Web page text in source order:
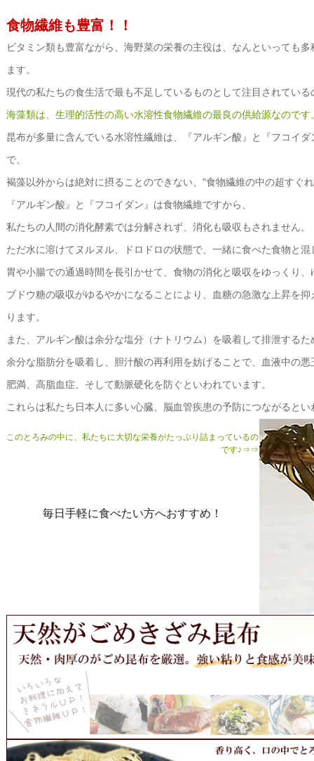
食物繊維も豊富！！
ビタミン類も豊富ながら、海野菜の栄養の主役は、なんといっても
ます。
現代の私たちの食生活で最も不足しているものとして注目されてい
海藻類は、生理的活性の高い水溶性食物繊維の最良の供給源なのです
昆布が多量に含んでいる水溶性繊維は、『アルギン酸』と『フコイ
で、
褐藻以外からは絶対に摂ることのできない、"食物繊維の中の超すぐ
『アルギン酸』と『フコイダン』は食物繊維ですから、
私たちの人間の消化酵素では分解されず、消化も吸収もされません。
ただ水に溶けてヌルヌル、ドロドロの状態で、一緒に食べた食物と混
胃や小腸での通過時間を長引かせて、食物の消化と吸収をゆっくり
ブドウ糖の吸収がゆるやかになることにより、血糖の急激な上昇を
ります。
また、アルギン酸は余分な塩分（ナトリウム）を吸着して排泄する
余分な脂肪分を吸着し、胆汁酸の再利用を妨げることで、血液中の
肥満、高脂血症、そして動脈硬化を防ぐといわれています。
これらは私たち日本人に多い心臓、脳血管疾患の予防につながるとい
このとろみの中に、私たちに大切な栄養がたっぷり詰まっているの
です♪⇒⇒
毎日手軽に食べたい方へおすすめ！